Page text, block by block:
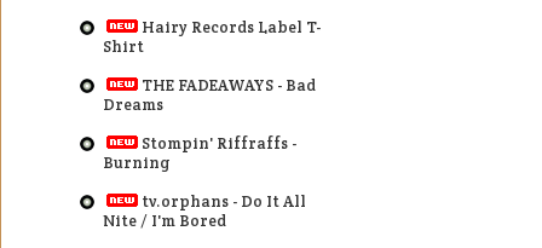
Hairy Records Label T-
Shirt
THE FADEAWAYS - Bad
Dreams
Stompin' Riffraffs -
Burning
tv.orphans - Do It All
Nite / I'm Bored